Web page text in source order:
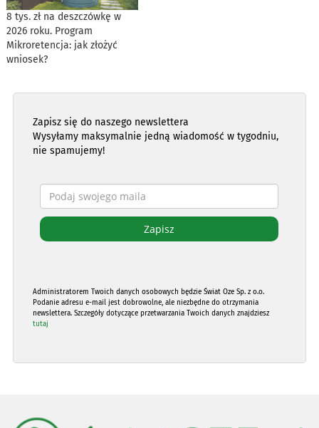
8 tys. zł na deszczówkę w
2026 roku. Program
Mikroretencja: jak złożyć
wniosek?
Zapisz się do naszego newslettera
Wysyłamy maksymalnie jedną wiadomość w tygodniu,
nie spamujemy!
Administratorem Twoich danych osobowych będzie Świat Oze Sp. z o.o.
Podanie adresu e-mail jest dobrowolne, ale niezbędne do otrzymania
newslettera. Szczegóły dotyczące przetwarzania Twoich danych znajdziesz
tutaj